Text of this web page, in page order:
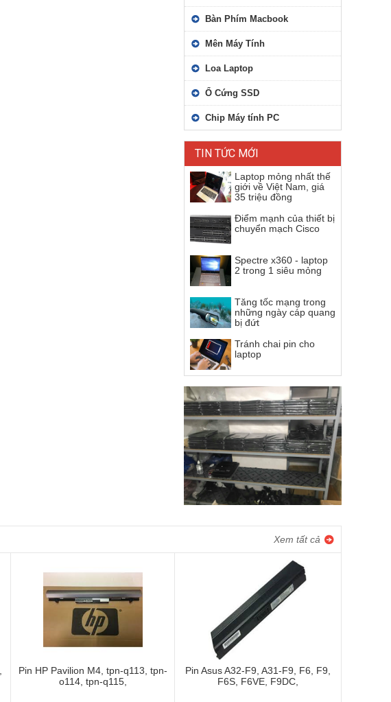
Bàn Phím Macbook
Mên Máy Tính
Loa Laptop
Ổ Cứng SSD
Chip Máy tính PC
TIN TỨC MỚI
Laptop mỏng nhất thế
giới về Việt Nam, giá
35 triệu đồng
Điểm mạnh của thiết bị
chuyển mạch Cisco
Spectre x360 - laptop
2 trong 1 siêu mỏng
Tăng tốc mạng trong
những ngày cáp quang
bị đứt
Tránh chai pin cho
laptop
Xem tất cả
Pin HP Pavilion M4, tpn-q113, tpn-
o114, tpn-q115,
Pin Asus A32-F9, A31-F9, F6, F9,
F6S, F6VE, F9DC,